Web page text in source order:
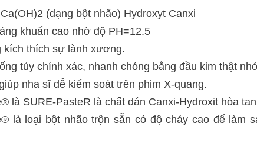
(dạng bột nhão) Hydroxyt Canxi
khuẩn cao nhờ độ PH=12.5
kích thích sự lành xương.
tủy chính xác, nhanh chóng bằng đầu kim thật
nha sĩ dễ kiểm soát trên phim X-quang.
là SURE-PasteR là chất dán Canxi-Hydroxit hòa
là loại bột nhão trộn sẵn có độ chảy cao để làm